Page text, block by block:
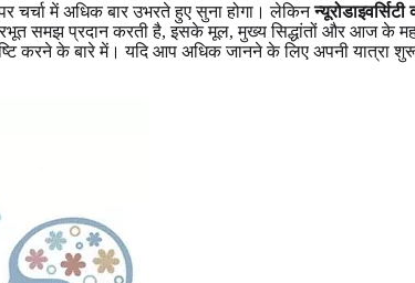
चर्चा में अधिक बार उभरते हुए सुना होगा। लेकिनन्यूरोडाइवर्सिटी
समझ प्रदान करती है, इसके मूल, मुख्य सिद्धांतों और आज के
करने के बारे में। यदि आप अधिक जानने के लिए अपनी यात्रा